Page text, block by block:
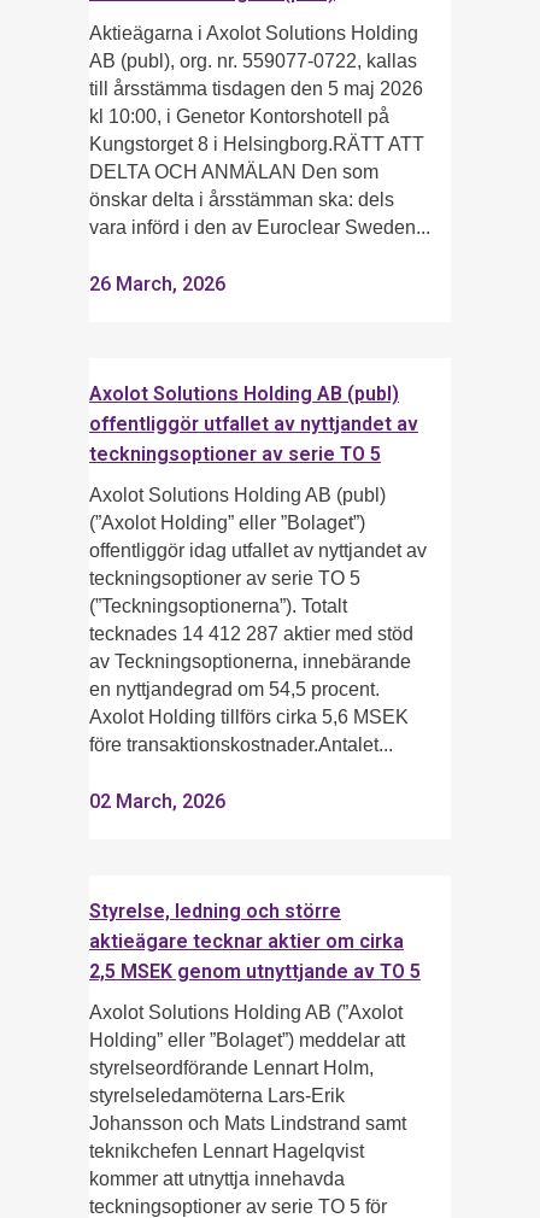
Aktieägarna i Axolot Solutions Holding
AB (publ), org. nr. 559077-0722, kallas
till årsstämma tisdagen den 5 maj 2026
kl 10:00, i Genetor Kontorshotell på
Kungstorget 8 i Helsingborg.RÄTT ATT
DELTA OCH ANMÄLAN Den som
önskar delta i årsstämman ska: dels
vara införd i den av Euroclear Sweden...
26 March, 2026
Axolot Solutions Holding AB (publ)
offentliggör utfallet av nyttjandet av
teckningsoptioner av serie TO 5
Axolot Solutions Holding AB (publ)
(”Axolot Holding” eller ”Bolaget”)
offentliggör idag utfallet av nyttjandet av
teckningsoptioner av serie TO 5
(”Teckningsoptionerna”). Totalt
tecknades 14 412 287 aktier med stöd
av Teckningsoptionerna, innebärande
en nyttjandegrad om 54,5 procent.
Axolot Holding tillförs cirka 5,6 MSEK
före transaktionskostnader.Antalet...
02 March, 2026
Styrelse, ledning och större
aktieägare tecknar aktier om cirka
2,5 MSEK genom utnyttjande av TO 5
Axolot Solutions Holding AB (”Axolot
Holding” eller ”Bolaget”) meddelar att
styrelseordförande Lennart Holm,
styrelseledamöterna Lars-Erik
Johansson och Mats Lindstrand samt
teknikchefen Lennart Hagelqvist
kommer att utnyttja innehavda
teckningsoptioner av serie TO 5 för